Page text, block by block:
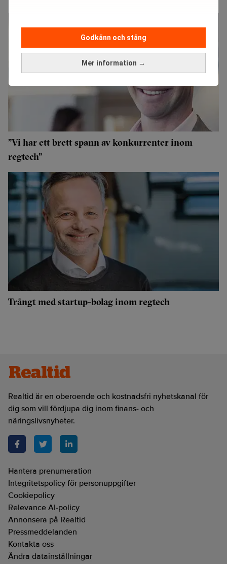
Mer information →
Godkänn och stäng
”Vi har ett brett spann av konkurrenter inom
regtech”
Trångt med startup-bolag inom regtech
Realtid är en oberoende och kostnadsfri nyhetskanal för
dig som vill fördjupa dig inom finans- och
näringslivsnyheter.
Hantera prenumeration
Integritetspolicy för personuppgifter
Cookiepolicy
Relevance AI-policy
Annonsera på Realtid
Pressmeddelanden
Kontakta oss
Ändra datainställningar